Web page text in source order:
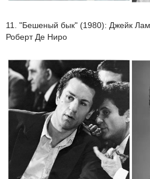
11. "Бешеный бык" (1980): Джейк
Роберт Де Ниро